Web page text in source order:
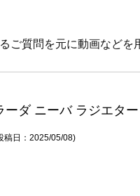
ご質問を元に動画などを
ーダ ニーバ ラジエター
稿日：2025/05/08)